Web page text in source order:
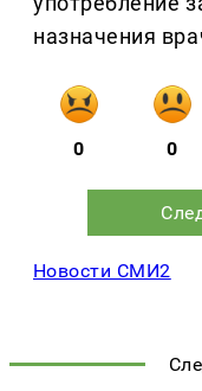
назначения
0 0
Новости СМИ2